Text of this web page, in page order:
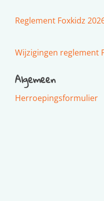
Reglement Foxkidz
Wijzigingen reglement
Algemeen
Herroepingsformulier